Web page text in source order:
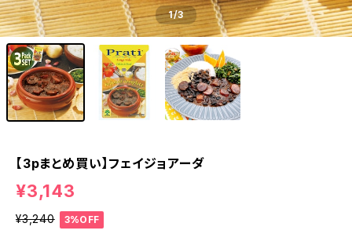
1/3
【3pまとめ買い】フェイジョアーダ
¥3,143
¥3,240 3%OFF